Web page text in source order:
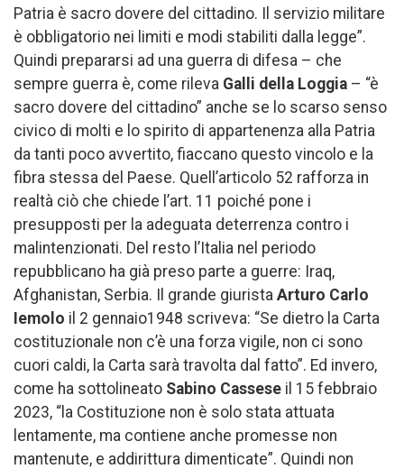
Patria è sacro dovere del cittadino. Il servizio militare
è obbligatorio nei limiti e modi stabiliti dalla legge”.
Quindi prepararsi ad una guerra di difesa – che
sempre guerra è, come rileva Galli della Loggia – “è
sacro dovere del cittadino” anche se lo scarso senso
civico di molti e lo spirito di appartenenza alla Patria
da tanti poco avvertito, fiaccano questo vincolo e la
fibra stessa del Paese. Quell’articolo 52 rafforza in
realtà ciò che chiede l’art. 11 poiché pone i
presupposti per la adeguata deterrenza contro i
malintenzionati. Del resto l’Italia nel periodo
repubblicano ha già preso parte a guerre: Iraq,
Afghanistan, Serbia. Il grande giurista Arturo Carlo
Iemolo il 2 gennaio1948 scriveva: “Se dietro la Carta
costituzionale non c’è una forza vigile, non ci sono
cuori caldi, la Carta sarà travolta dal fatto”. Ed invero,
come ha sottolineato Sabino Cassese il 15 febbraio
2023, “la Costituzione non è solo stata attuata
lentamente, ma contiene anche promesse non
mantenute, e addirittura dimenticate”. Quindi non